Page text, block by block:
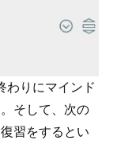
わりにマインド
そして、次の
習をするとい